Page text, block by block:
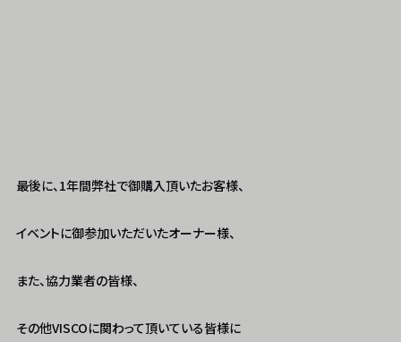
最後に、1年間弊社で御購入頂いたお客様、
イベントに御参加いただいたオーナー様、
また、協力業者の皆様、
その他VISCOに関わって頂いている皆様に